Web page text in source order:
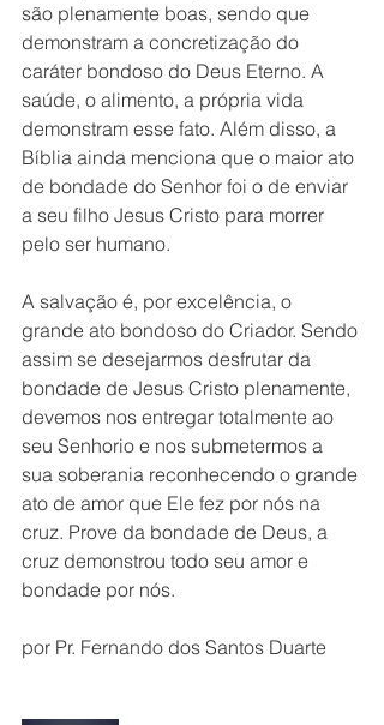
são plenamente boas, sendo que
demonstram a concretização do
caráter bondoso do Deus Eterno. A
saúde, o alimento, a própria vida
demonstram esse fato. Além disso, a
Bíblia ainda menciona que o maior ato
de bondade do Senhor foi o de enviar
a seu filho Jesus Cristo para morrer
pelo ser humano.
A salvação é, por excelência, o
grande ato bondoso do Criador. Sendo
assim se desejarmos desfrutar da
bondade de Jesus Cristo plenamente,
devemos nos entregar totalmente ao
seu Senhorio e nos submetermos a
sua soberania reconhecendo o grande
ato de amor que Ele fez por nós na
cruz. Prove da bondade de Deus, a
cruz demonstrou todo seu amor e
bondade por nós.
por Pr. Fernando dos Santos Duarte